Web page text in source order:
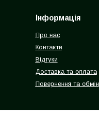
Інформація
Про нас
Контакти
Відгуки
Доставка та оплата
Повернення та обмін